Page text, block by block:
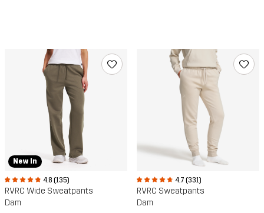
New In
4.8 (135)
RVRC Wide Sweatpants
Dam
4.7 (331)
RVRC Sweatpants
Dam